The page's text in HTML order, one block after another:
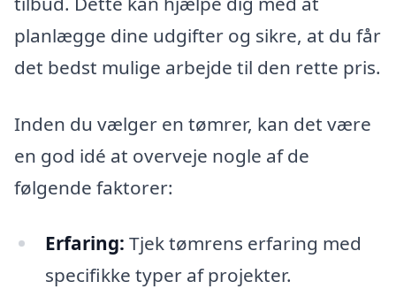
planlægge dine udgifter og sikre, at du får
det bedst mulige arbejde til den rette pris.
Inden du vælger en tømrer, kan det være
en god idé at overveje nogle af de
følgende faktorer:
Erfaring: Tjek tømrens erfaring med
specifikke typer af projekter.